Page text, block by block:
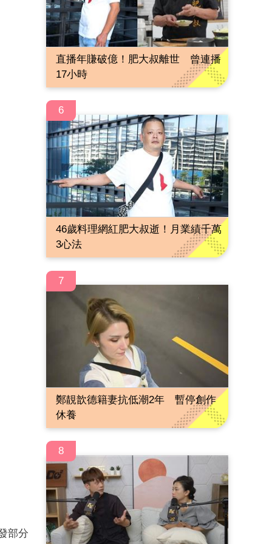
部分
直播年賺破億！肥大叔離世 曾連播
17小時
6
46歲料理網紅肥大叔逝！月業績千萬
3心法
7
鄭靚歆德籍妻抗低潮2年 暫停創作
休養
8